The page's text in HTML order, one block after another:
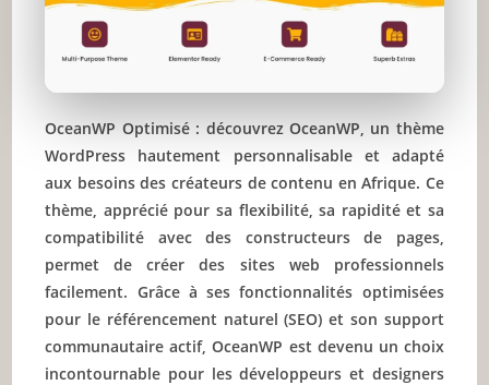
OceanWP Optimisé : découvrez OceanWP, un thème
WordPress hautement personnalisable et adapté
aux besoins des créateurs de contenu en Afrique. Ce
thème, apprécié pour sa flexibilité, sa rapidité et sa
compatibilité avec des constructeurs de pages,
permet de créer des sites web professionnels
facilement. Grâce à ses fonctionnalités optimisées
pour le référencement naturel (SEO) et son support
communautaire actif, OceanWP est devenu un choix
incontournable pour les développeurs et designers